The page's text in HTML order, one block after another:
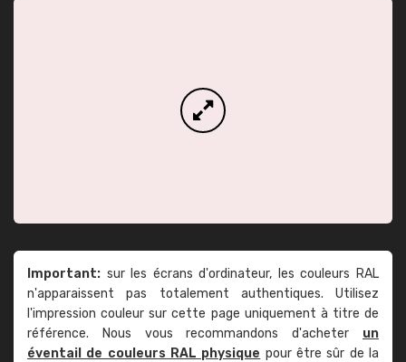
Important: sur les écrans d'ordinateur, les couleurs RAL
n'apparaissent pas totalement authentiques. Utilisez
l'impression couleur sur cette page uniquement à titre de
référence. Nous vous recommandons d'acheter un
éventail de couleurs RAL physique pour être sûr de la